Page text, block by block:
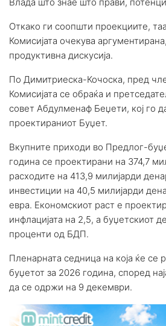
Откако ги соопшти проекциите,
Комисијата очекува
продуктивна дискусија.
По Димитриеска-Кочоска, пред
Комисијата се обраќа и
совет Абдулменаф Беџети, кој го
проектираниот Буџет.
Вкупните приходи во Предлог-
година се проектирани на 374,7
расходите на 413,9 милијарди
инвестиции на 40,5 милијарди
евра. Економскиот раст е
инфлацијата на 2,5, а буџетскиот
проценти од БДП.
Пленарната седница на која ќе се
буџетот за 2026 година, според
да се одржи на 9 декември.